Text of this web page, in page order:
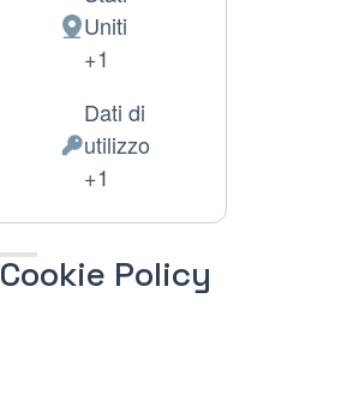
Luogo
trattamento:
Uniti
+1
Dati
Personali
trattati:
Dati di
utilizzo
+1
Cookie Policy